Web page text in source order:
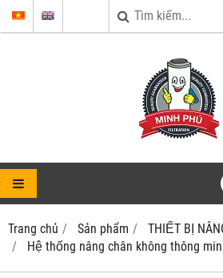
Trang chủ Sản phẩm
THIẾT BỊ
Hệ thống nâng chân không thông